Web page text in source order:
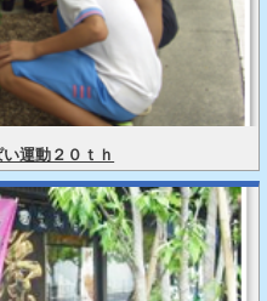
運動２０ｔｈ